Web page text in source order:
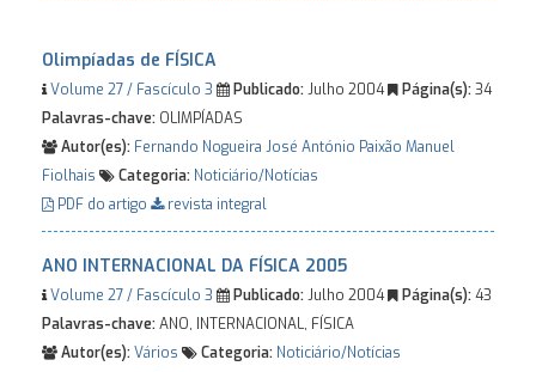
Olimpíadas de FÍSICA
Volume 27 / Fascículo 3 Publicado:Julho 2004 Página(s):34
Palavras-chave: OLIMPÍADAS
Autor(es): Fernando Nogueira José António Paixão Manuel
Fiolhais
Categoria: Noticiário/Notícias
PDF do artigo
revista integral
ANO INTERNACIONAL DA FÍSICA 2005
Volume 27 / Fascículo 3 Publicado:Julho 2004 Página(s):43
Palavras-chave:ANO, INTERNACIONAL, FÍSICA
Autor(es):Vários Categoria: Noticiário/Notícias